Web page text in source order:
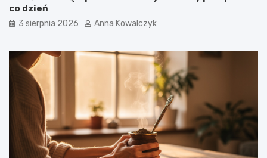
co dzień
3 sierpnia 2026 Anna Kowalczyk